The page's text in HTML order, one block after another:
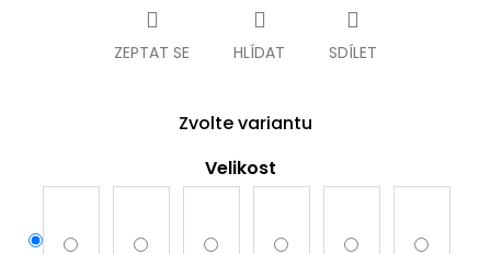
Zvolte variantu
Velikost
ZEPTAT SE HLÍDAT SDÍLET